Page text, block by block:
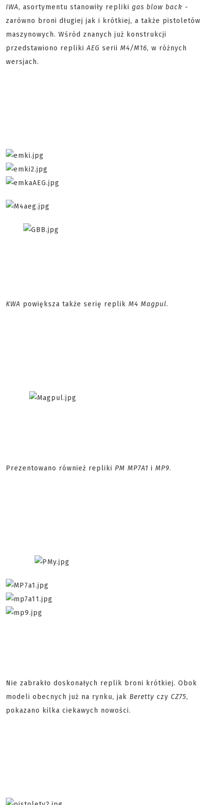
IWA, asortymentu stanowiły repliki gas blow back -
zarówno broni długiej jak i krótkiej, a także pistoletów
maszynowych. Wśród znanych już konstrukcji
przedstawiono replikiAEG serii M4/M16, w różnych
wersjach.
KWA powiększa także serię replik M4 Magpul.
Prezentowano również repliki PM MP7A1 i MP9.
Nie zabrakło doskonałych replik broni krótkiej. Obok
modeli obecnych już na rynku, jak Beretty czy CZ75,
pokazano kilka ciekawych nowości.